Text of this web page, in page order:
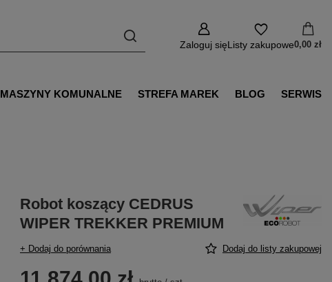
Zaloguj sięListy zakupowe0,00 zł
MASZYNY KOMUNALNE STREFA MAREK BLOG SERWIS
Robot koszący CEDRUS
WIPER TREKKER PREMIUM
+ Dodaj do porównania Dodaj do listy zakupowej